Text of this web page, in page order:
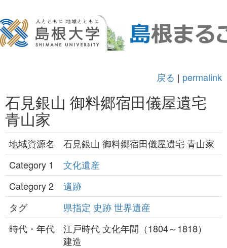
戻る | permalink
石見銀山 御料郷宿田儀屋遺宅
青山家
地域資源名
石見銀山 御料郷宿田儀屋遺宅 青山家
Category 1
文化遺産
Category 2
遺跡
タグ
県指定 史跡世界遺産
時代・年代
江戸時代 文化年間（1804～1818）
建造